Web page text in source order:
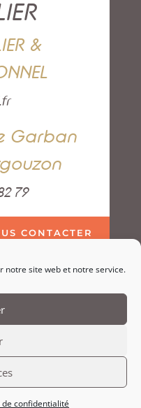
notre site web et notre service.
confidentialité
&
Garban
79
CONTACTER
légales–Politique de